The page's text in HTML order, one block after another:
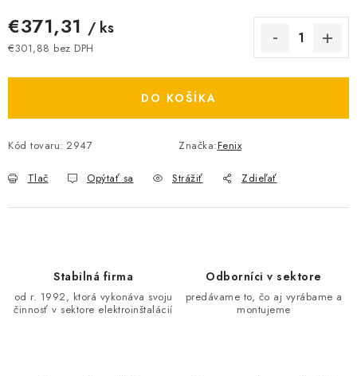
ČINNOSTI
VÝPREDAJ
€371,31 / ks
€301,88 bez DPH
DO KOŠÍKA
Kód tovaru: 2947 Značka:Fenix
Tlač Opýtať sa Strážiť Zdieľať
Stabilná firma
od r. 1992, ktorá vykonáva svoju
činnosť v sektore elektroinštalácií
Odborníci v sektore
predávame to, čo aj vyrábame a
montujeme